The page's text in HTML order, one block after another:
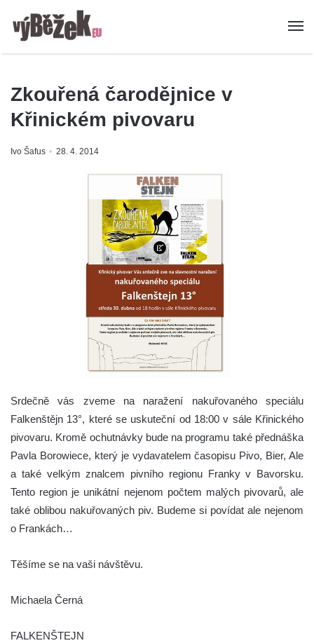
Zkouřená čarodějnice v
Křinickém pivovaru
Ivo Šafus 28. 4. 2014
Srdečně vás zveme na naražení nakuřovaného speciálu
Falkenštějn 13°, které se uskuteční od 18:00 v sále Křinického
pivovaru. Kromě ochutnávky bude na programu také přednáška
Pavla Borowiece, který je vydavatelem časopisu Pivo, Bier, Ale
a také velkým znalcem pivního regionu Franky v Bavorsku.
Tento region je unikátní nejenom počtem malých pivovarů, ale
také oblibou nakuřovaných piv. Budeme si povídat ale nejenom
o Frankách…
Těšíme se na vaši návštěvu.
Michaela Černá
FALKENŠTEJN